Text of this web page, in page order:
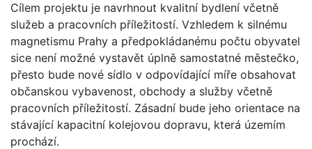
Cílem projektu je navrhnout kvalitní bydlení včetně
služeb a pracovních příležitostí. Vzhledem k silnému
magnetismu Prahy a předpokládanému počtu obyvatel
sice není možné vystavět úplně samostatné městečko,
přesto bude nové sídlo v odpovídající míře obsahovat
občanskou vybavenost, obchody a služby včetně
pracovních příležitostí. Zásadní bude jeho orientace na
stávající kapacitní kolejovou dopravu, která územím
prochází.